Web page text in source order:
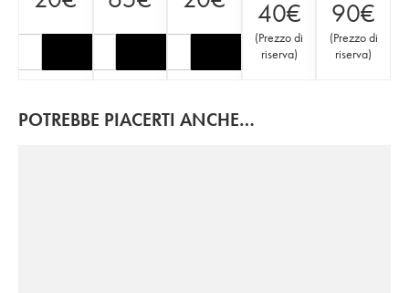
40€
(Prezzo di
riserva)
90€
(Prezzo di
riserva)
POTREBBE PIACERTI ANCHE…